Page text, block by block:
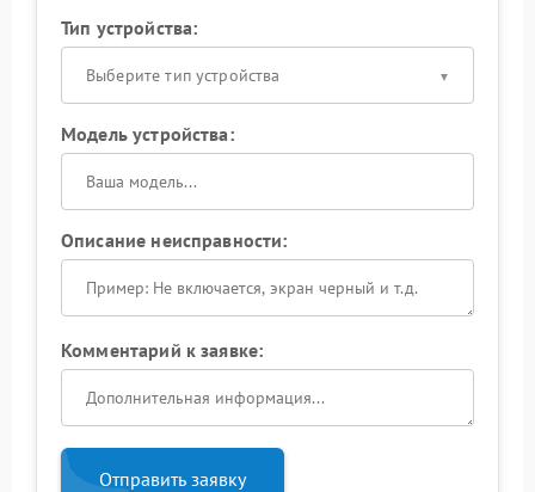
Тип устройства:
Выберите тип устройства
Модель устройства:
Описание неисправности:
Комментарий к заявке:
Отправить заявку